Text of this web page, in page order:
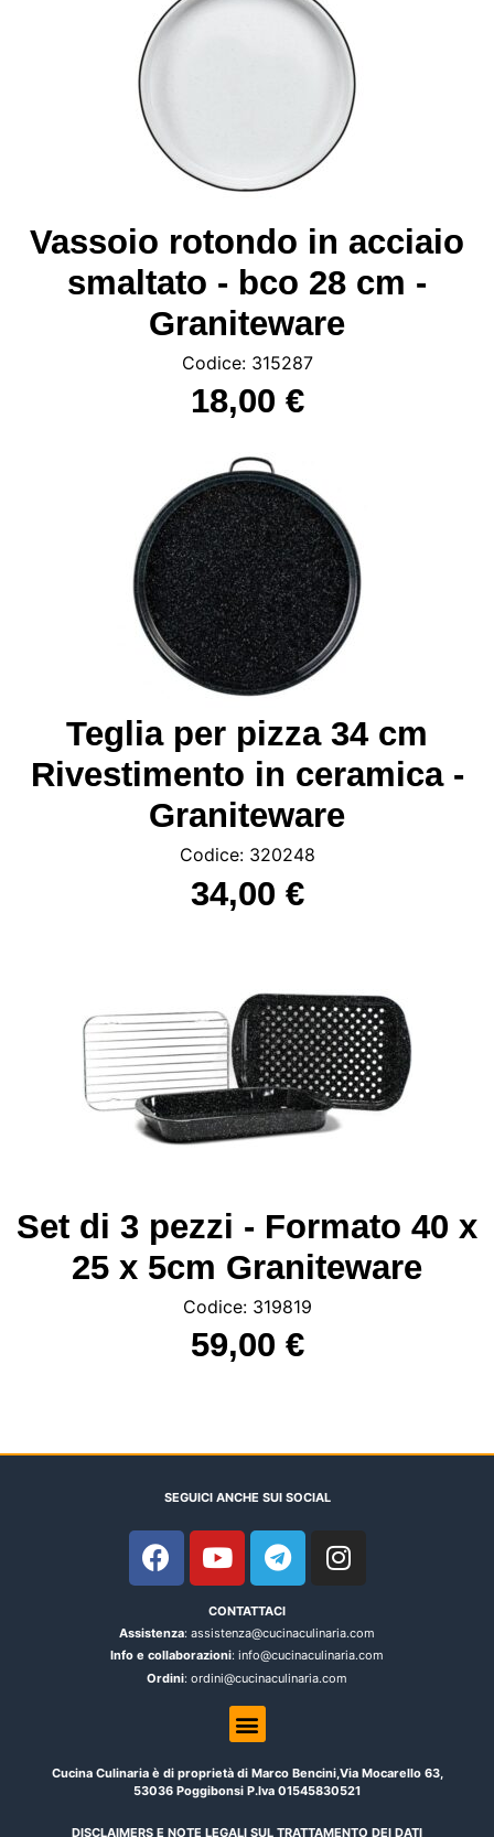
Vassoio rotondo in acciaio
smaltato - bco 28 cm -
Graniteware
Codice: 315287
18,00 €
Teglia per pizza 34 cm
Rivestimento in ceramica -
Graniteware
Codice: 320248
34,00 €
Set di 3 pezzi - Formato 40 x
25 x 5cm Graniteware
Codice: 319819
59,00 €
SEGUICI ANCHE SUI SOCIAL
CONTATTACI
Assistenza: assistenza@cucinaculinaria.com
Info e collaborazioni: info@cucinaculinaria.com
Ordini: ordini@cucinaculinaria.com
Cucina Culinaria è di proprietà di Marco Bencini,Via Mocarello 63,
53036 Poggibonsi P.Iva 01545830521
DISCLAIMERS E NOTE LEGALI SUL TRATTAMENTO DEI DATI